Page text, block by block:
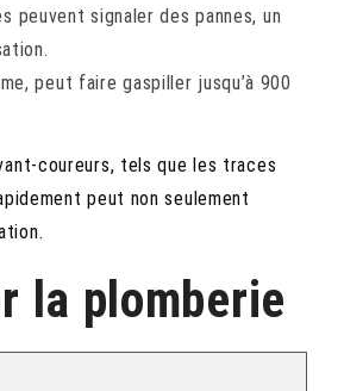
peuvent signaler des pannes, un
peut faire gaspiller jusqu’à 900
coureurs, tels que les traces
peut non seulement
la plomberie